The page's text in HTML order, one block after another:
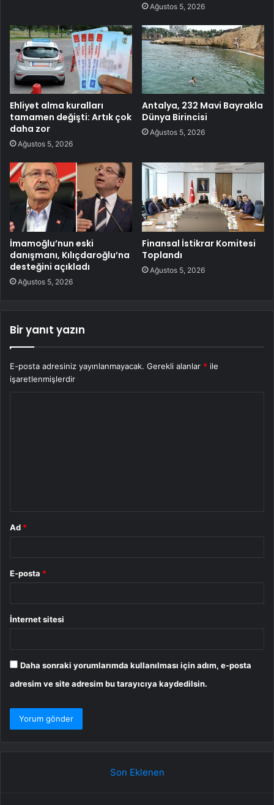
Ağustos 5, 2026
Ehliyet alma kuralları
tamamen değişti: Artık çok
daha zor
Ağustos 5, 2026
Antalya, 232 Mavi Bayrakla
Dünya Birincisi
Ağustos 5, 2026
İmamoğlu’nun eski
danışmanı, Kılıçdaroğlu’na
desteğini açıkladı
Ağustos 5, 2026
Finansal İstikrar Komitesi
Toplandı
Ağustos 5, 2026
Bir yanıt yazın
E-posta adresiniz yayınlanmayacak. Gerekli alanlar * ile
işaretlenmişlerdir
Ad *
E-posta *
İnternet sitesi
Daha sonraki yorumlarımda kullanılması için adım, e-posta
adresim ve site adresim bu tarayıcıya kaydedilsin.
Son Eklenen